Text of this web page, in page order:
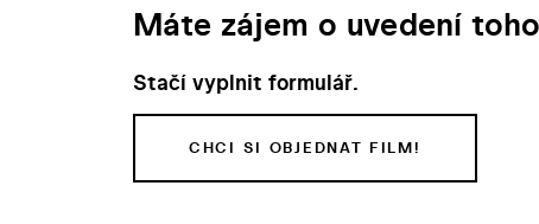
Máte zájem o uvedení
Stačí vyplnit formulář.
CHCI SI OBJEDNAT FILM!